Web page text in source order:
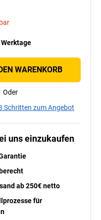
WARENKORB
Oder
Schritten zum Angebot
uns einzukaufen
ab 250€ netto
für